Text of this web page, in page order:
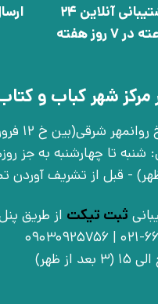
پشتیبانی آنلاین 24
7 روز هفته
شهر کباب و
تهران، خ
- زمان تحویل: شنبه تا چهارشنبه
ثبت تیکت از طریق